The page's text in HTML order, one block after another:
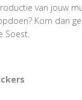
van jouw
Kom dan
Soest.